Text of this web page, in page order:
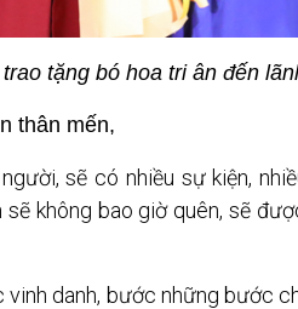
tặng bó hoa tri ân đến
thân mến,
sẽ có nhiều sự kiện,
không bao giờ quên, sẽ
vinh danh, bước những bước